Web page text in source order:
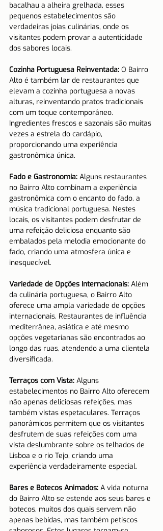
bacalhau a alheira grelhada, esses
pequenos estabelecimentos são
verdadeiras joias culinárias, onde os
visitantes podem provar a autenticidade
dos sabores locais.
Cozinha Portuguesa Reinventada: O Bairro
Alto é também lar de restaurantes que
elevam a cozinha portuguesa a novas
alturas, reinventando pratos tradicionais
com um toque contemporâneo.
Ingredientes frescos e sazonais são muitas
vezes a estrela do cardápio,
proporcionando uma experiência
gastronômica única.
Fado e Gastronomia: Alguns restaurantes
no Bairro Alto combinam a experiência
gastronômica com o encanto do fado, a
música tradicional portuguesa. Nestes
locais, os visitantes podem desfrutar de
uma refeição deliciosa enquanto são
embalados pela melodia emocionante do
fado, criando uma atmosfera única e
inesquecível.
Variedade de Opções Internacionais: Além
da culinária portuguesa, o Bairro Alto
oferece uma ampla variedade de opções
internacionais. Restaurantes de influência
mediterrânea, asiática e até mesmo
opções vegetarianas são encontrados ao
longo das ruas, atendendo a uma clientela
diversificada.
Terraços com Vista: Alguns
estabelecimentos no Bairro Alto oferecem
não apenas deliciosas refeições, mas
também vistas espetaculares. Terraços
panorâmicos permitem que os visitantes
desfrutem de suas refeições com uma
vista deslumbrante sobre os telhados de
Lisboa e o rio Tejo, criando uma
experiência verdadeiramente especial.
Bares e Botecos Animados: A vida noturna
do Bairro Alto se estende aos seus bares e
botecos, muitos dos quais servem não
apenas bebidas, mas também petiscos